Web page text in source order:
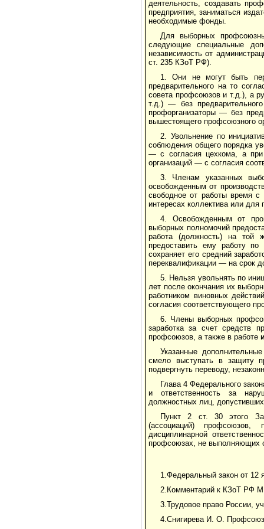
деятельность, создавать
предприятия, заниматься
необходимые фонды.
Для выборных
следующие специальные
независимость от
ст. 235 КЗоТ РФ).
1. Они не могут быть
предварительного на то
совета профсоюзов и т.д.), а
т.д.) — без
профорганизаторы — без
вышесто­ящего профсоюзного
2. Увольнение по
соблюдения общего порядка
— с согласия цехкома, а при
организаций — с со­гласия
3. Членам указанных
освобожденным от
свободное от работы время с
интересах коллектива или
4. Освобожденным от
выборных полномочий
работа (должность) на той
предоставить ему работу
сохраняет его средний
переквалификации — на срок
5. Нельзя увольнять по
лет после окончания их
работником виновных
согласия соответствующего
6. Члены выборных
заработка за счет средств
профсоюзов, а также в работе
Указанные
смело выступать в защиту
подвергнуть переводу,
Глава 4 Федерального
и ответственность за
должностных лиц,
Пункт 2 ст. 30 этого
(ассоциаций) профсоюзов,
дисциплинарной
профсоюзах, не выполняющих
1.Федеральный закон от 12
2.Комментарий к КЗоТ РФ
3.Трудовое право России,
4.Снигирева И. О.